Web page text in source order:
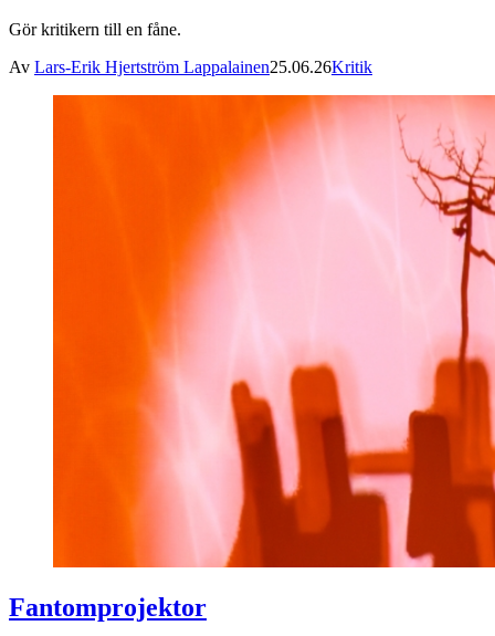
Gör kritikern till en fåne.
Av Lars-Erik Hjertström Lappalainen25.06.26Kritik
Fantomprojektor